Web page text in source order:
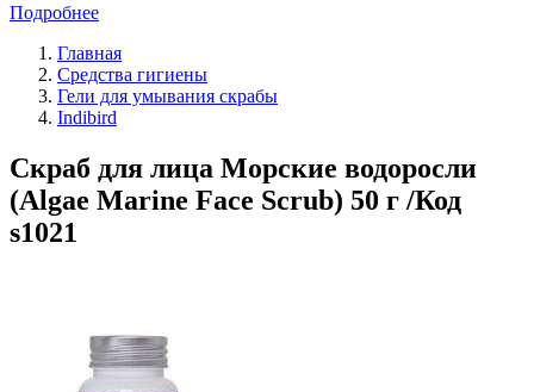
Подробнее
Главная
Средства гигиены
Гели для умывания скрабы
Indibird
Скраб для лица Морские водоросли
(Algae Marine Face Scrub) 50 г /Код
s1021